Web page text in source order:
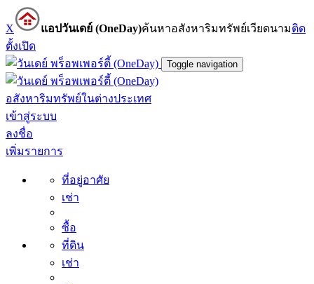
X แอปวันเดย์ (OneDay)ค้นหาอสังหาริมทรัพย์เวียดนามติด
ตั้งเปิด
Toggle navigation
อสังหาริมทรัพย์ในต่างประเทศ
เข้าสู่ระบบ
ลงชื่อ
เพิ่มรายการ
ที่อยู่อาศัย
เช่า
ซื้อ
ที่ดิน
เช่า